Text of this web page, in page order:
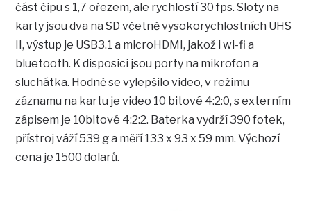
část čipu s 1,7 ořezem, ale rychlostí 30 fps. Sloty na
karty jsou dva na SD včetně vysokorychlostních UHS
II, výstup je USB3.1 a microHDMI, jakož i wi-fi a
bluetooth. K disposici jsou porty na mikrofon a
sluchátka. Hodně se vylepšilo video, v režimu
záznamu na kartu je video 10 bitové 4:2:0, s externím
zápisem je 10bitové 4:2:2. Baterka vydrží 390 fotek,
přístroj váží 539 g a měří 133 x 93 x 59 mm. Výchozí
cena je 1500 dolarů.